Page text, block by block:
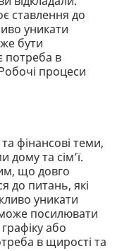
ставлення до
уникати
бути
потреба в
процеси
фінансові теми,
дому та сім’ї.
що довго
до питань, які
уникати
посилювати
або
в щирості та